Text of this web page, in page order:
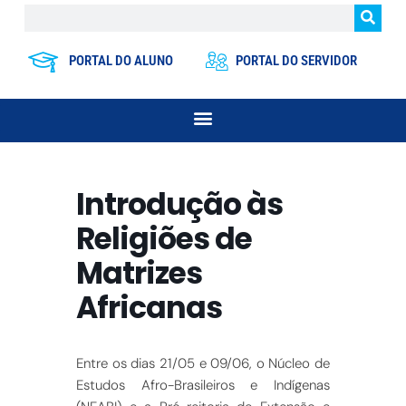
PORTAL DO ALUNO PORTAL DO SERVIDOR
Introdução às
Religiões de
Matrizes
Africanas
Entre os dias 21/05 e 09/06, o Núcleo de
Estudos Afro-Brasileiros e Indígenas